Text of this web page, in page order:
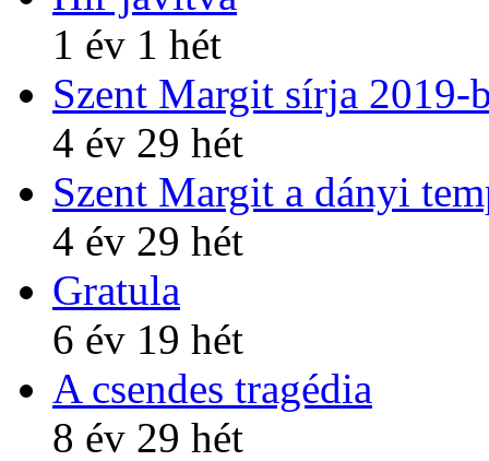
1 év 1 hét
Szent Margit sírja 2019-
4 év 29 hét
Szent Margit a dányi
4 év 29 hét
Gratula
6 év 19 hét
A csendes tragédia
8 év 29 hét